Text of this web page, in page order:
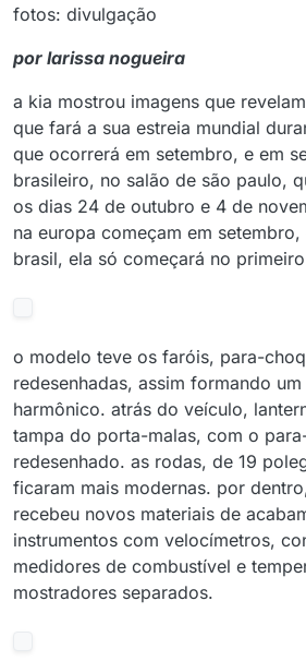
fotos: divulgação
por larissa nogueira
a kia mostrou imagens que
que fará a sua estreia mundial
que ocorrerá em setembro, e em
brasileiro, no salão de são paulo,
os dias 24 de outubro e 4 de
na europa começam em
brasil, ela só começará no
o modelo teve os faróis, para-
redesenhadas, assim formando
harmônico. atrás do veículo,
tampa do porta-malas, com o
redesenhado. as rodas, de 19
ficaram mais modernas. por
recebeu novos materiais de
instrumentos com velocímetros,
medidores de combustível e
mostradores separados.